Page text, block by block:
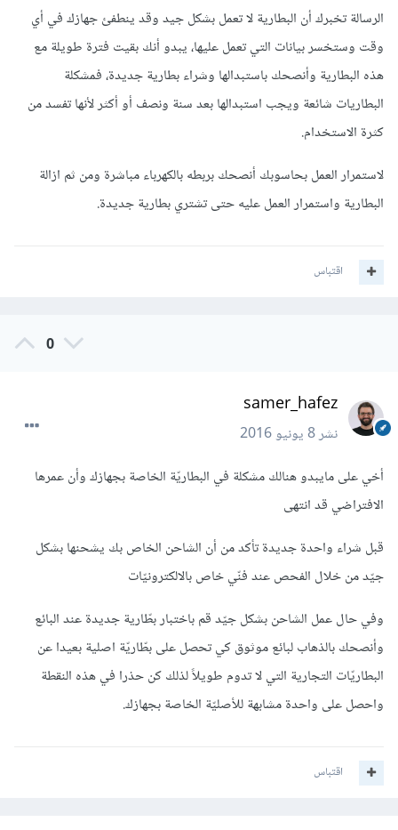
الرسالة تخبرك أن البطارية لا تعمل بشكل جيد وقد ينطفئ جهازك في أي
وقت وستخسر بيانات التي تعمل عليها، يبدو أنك بقيت فترة طويلة مع
هذه البطارية وأنصحك باستبدالها وشراء بطارية جديدة، فمشكلة
البطاريات شائعة ويجب استبدالها بعد سنة ونصف أو أكثر لأنها تفسد من
كثرة الاستخدام.
لاستمرار العمل بحاسوبك أنصحك بربطه بالكهرباء مباشرة ومن ثم ازالة
البطارية واستمرار العمل عليه حتى تشتري بطارية جديدة.
اقتباس
0
samer_hafez
نشر8 يونيو 2016
أخي على مايبدو هنالك مشكلة في البطاريّة الخاصة بجهازك وأن عمرها
الافتراضي قد انتهى
قبل شراء واحدة جديدة تأكد من أن الشاحن الخاص بك يشحنها بشكل
جيّد من خلال الفحص عند فنّي خاص بالالكترونيّات
وفي حال عمل الشاحن بشكل جيّد قم باختبار بطّارية جديدة عند البائع
وأنصحك بالذهاب لبائع موثوق كي تحصل على بطّاريّة اصلية بعيدا عن
البطاريّات التجارية التي لا تدوم طويلاً لذلك كن حذرا في هذه النقطة
واحصل على واحدة مشابهة للأصليّة الخاصة بجهازك.
اقتباس